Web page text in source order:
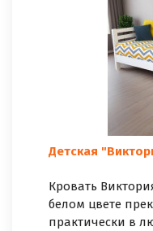
Детская
Кровать
белом цвете
практически в